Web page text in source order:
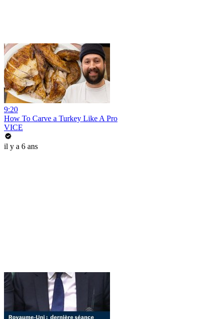
9:20
How To Carve a Turkey Like A Pro
VICE
il y a 6 ans